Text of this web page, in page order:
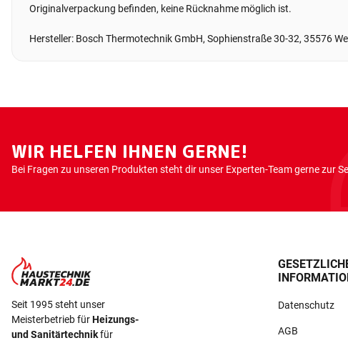
Originalverpackung befinden, keine Rücknahme möglich ist.
Hersteller: Bosch Thermotechnik GmbH, Sophienstraße 30-32, 35576
WIR HELFEN IHNEN GERNE!
Bei Fragen zu unseren Produkten steht dir unser Experten-Team gerne zur
Seit 1995 steht unser
Meisterbetrieb fürHeizungs-
und Sanitärtechnikfür
Datenschutz
AGB